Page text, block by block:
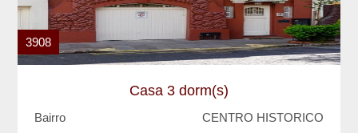
3908
Casa 3 dorm(s)
Bairro CENTRO HISTORICO